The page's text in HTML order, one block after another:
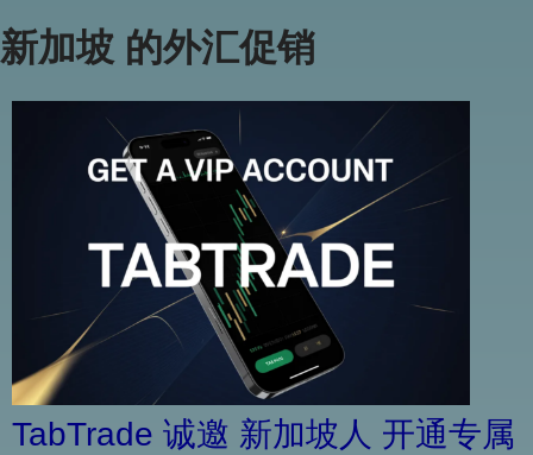
新加坡 的外汇促销
TabTrade 诚邀 新加坡人 开通专属